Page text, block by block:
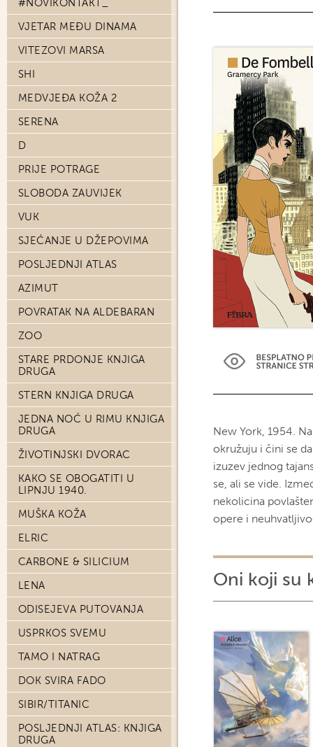
#NOVIKONTAKT_
VJETAR MEĐU DINAMA
VITEZOVI MARSA
SHI
MEDVJEĐA KOŽA 2
SERENA
D
PRIJE POTRAGE
SLOBODA ZAUVIJEK
VUK
SJEĆANJE U DŽEPOVIMA
POSLJEDNJI ATLAS
AZIMUT
POVRATAK NA ALDEBARAN
ZOO
STARE PRDONJE KNJIGA
DRUGA
STERN KNJIGA DRUGA
JEDNA NOĆ U RIMU KNJIGA
DRUGA
ŽIVOTINJSKI DVORAC
KAKO SE OBOGATITI U
LIPNJU 1940.
MUŠKA KOŽA
ELRIC
CARBONE & SILICIUM
LENA
ODISEJEVA PUTOVANJA
USPRKOS SVEMU
TAMO I NATRAG
DOK SVIRA FADO
SIBIR/TITANIC
POSLJEDNJI ATLAS: KNJIGA
DRUGA
New York, 1954.
okružuju i čini se
izuzev jednog
se, ali se vide.
nekolicina
opere i
Oni koji su